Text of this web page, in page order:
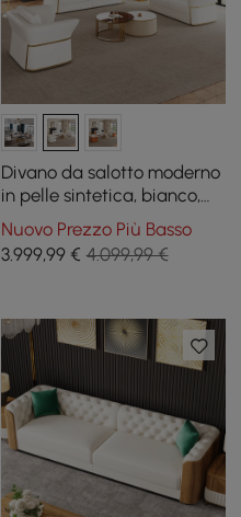
Divano da salotto moderno
in pelle sintetica, bianco,
set di 3
Nuovo Prezzo Più Basso
3.999,99€ 4.099,99 €